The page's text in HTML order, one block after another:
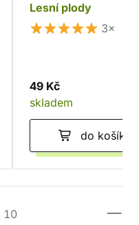
Lesní plody
3×
49 Kč
skladem
do košíku
10